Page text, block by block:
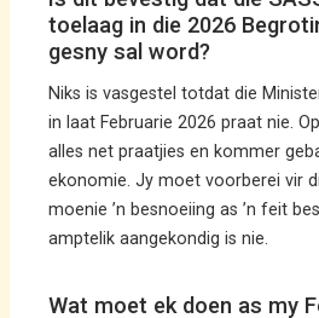
toelaag in die 2026
gesny sal word?
Niks is vasgestel totdat die
in laat Februarie 2026 praat nie.
alles net praatjies en kommer
ekonomie. Jy moet voorberei vir
moenie ’n besnoeiing as ’n feit
amptelik aangekondig is nie.
Wat moet ek doen as my